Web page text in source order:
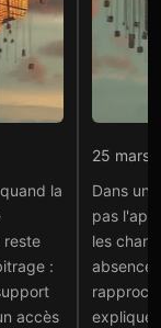
la
reste
:
accès
25 mars
Dans un
pas
les